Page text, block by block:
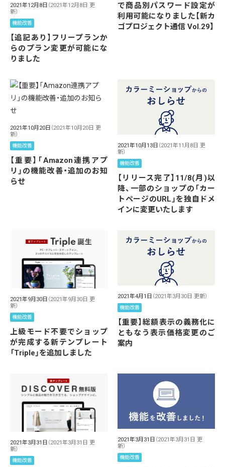
2021年12月8日 （2021年12月8日 更
新）
機能改善
【追記あり】フリープランか
らのプラン変更が可能にな
りました
で商品別パスワード設定が
利用可能になりました【新カ
ゴプロジェクト通信 Vol.29】
2021年10月20日 （2021年10月20日 更
新）
機能改善
【重要】「Amazon連携アプ
リ」の機能改善・追加のお知
らせ
2021年10月13日 （2021年11月8日 更
新）
機能改善
【リリース完了】11/8(月)以
降、一部のショップの「カー
トページのURL」を独自ドメ
インに変更いたします
2021年9月30日 （2021年9月30日 更
新）
機能改善
上級モード不要でショップ
が完成する新テンプレート
「Triple」を追加しました
2021年4月1日 （2021年3月30日 更新）
機能改善
【重要】総額表示の義務化に
ともなう表示価格変更のご
案内
2021年3月31日 （2021年3月31日 更
新）
機能改善
2021年3月31日 （2021年3月31日 更
新）
機能改善